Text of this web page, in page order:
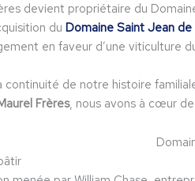
devient propriétaire du
du Domaine Saint Jean
en faveur d’une viticulture
continuité de notre histoire
Frères, nous avons à cœur